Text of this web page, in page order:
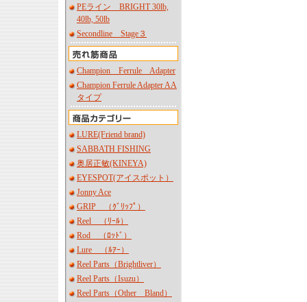
PEライン BRIGHT 30lb,
40lb, 50lb
Secondline Stage３
Champion Ferrule Adapter
Champion Ferrule Adapter AA
タイプ
LURE(Friend brand)
SABBATH FISHING
奥居正敏(KINEYA)
EYESPOT(アイスポット）
Jonny Ace
GRIP （ｸﾞﾘｯﾌﾟ）
Reel （ﾘｰﾙ）
Rod （ﾛｯﾄﾞ）
Lure （ﾙｱｰ）
Reel Parts（Brightliver）
Reel Parts（Isuzu）
Reel Parts（Other Bland）